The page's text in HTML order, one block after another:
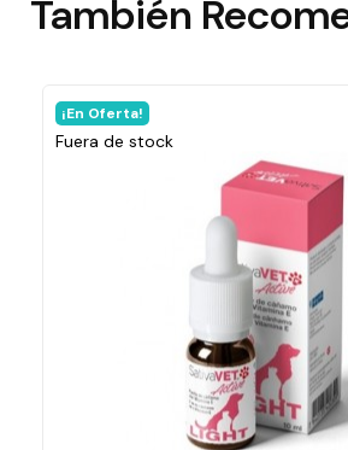
En stock 90000 Artículos
125 Ml
También
¡En Oferta!
Fuera de stock